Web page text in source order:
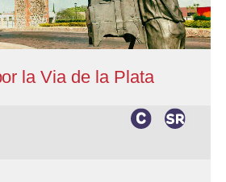
la Via de la Plata